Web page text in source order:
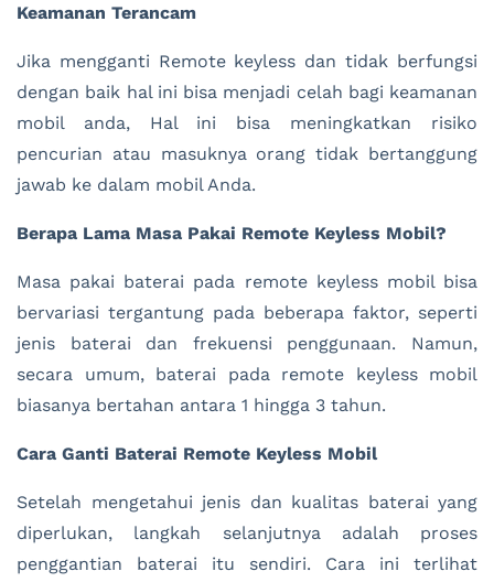
Keamanan Terancam
Jika mengganti Remote keyless dan tidak berfungsi
dengan baik hal ini bisa menjadi celah bagi keamanan
mobil anda, Hal ini bisa meningkatkan risiko
pencurian atau masuknya orang tidak bertanggung
jawab ke dalam mobil Anda.
Berapa Lama Masa Pakai Remote Keyless Mobil?
Masa pakai baterai pada remote keyless mobil bisa
bervariasi tergantung pada beberapa faktor, seperti
jenis baterai dan frekuensi penggunaan. Namun,
secara umum, baterai pada remote keyless mobil
biasanya bertahan antara 1 hingga 3 tahun.
Cara Ganti Baterai Remote Keyless Mobil
Setelah mengetahui jenis dan kualitas baterai yang
diperlukan, langkah selanjutnya adalah proses
penggantian baterai itu sendiri. Cara ini terlihat